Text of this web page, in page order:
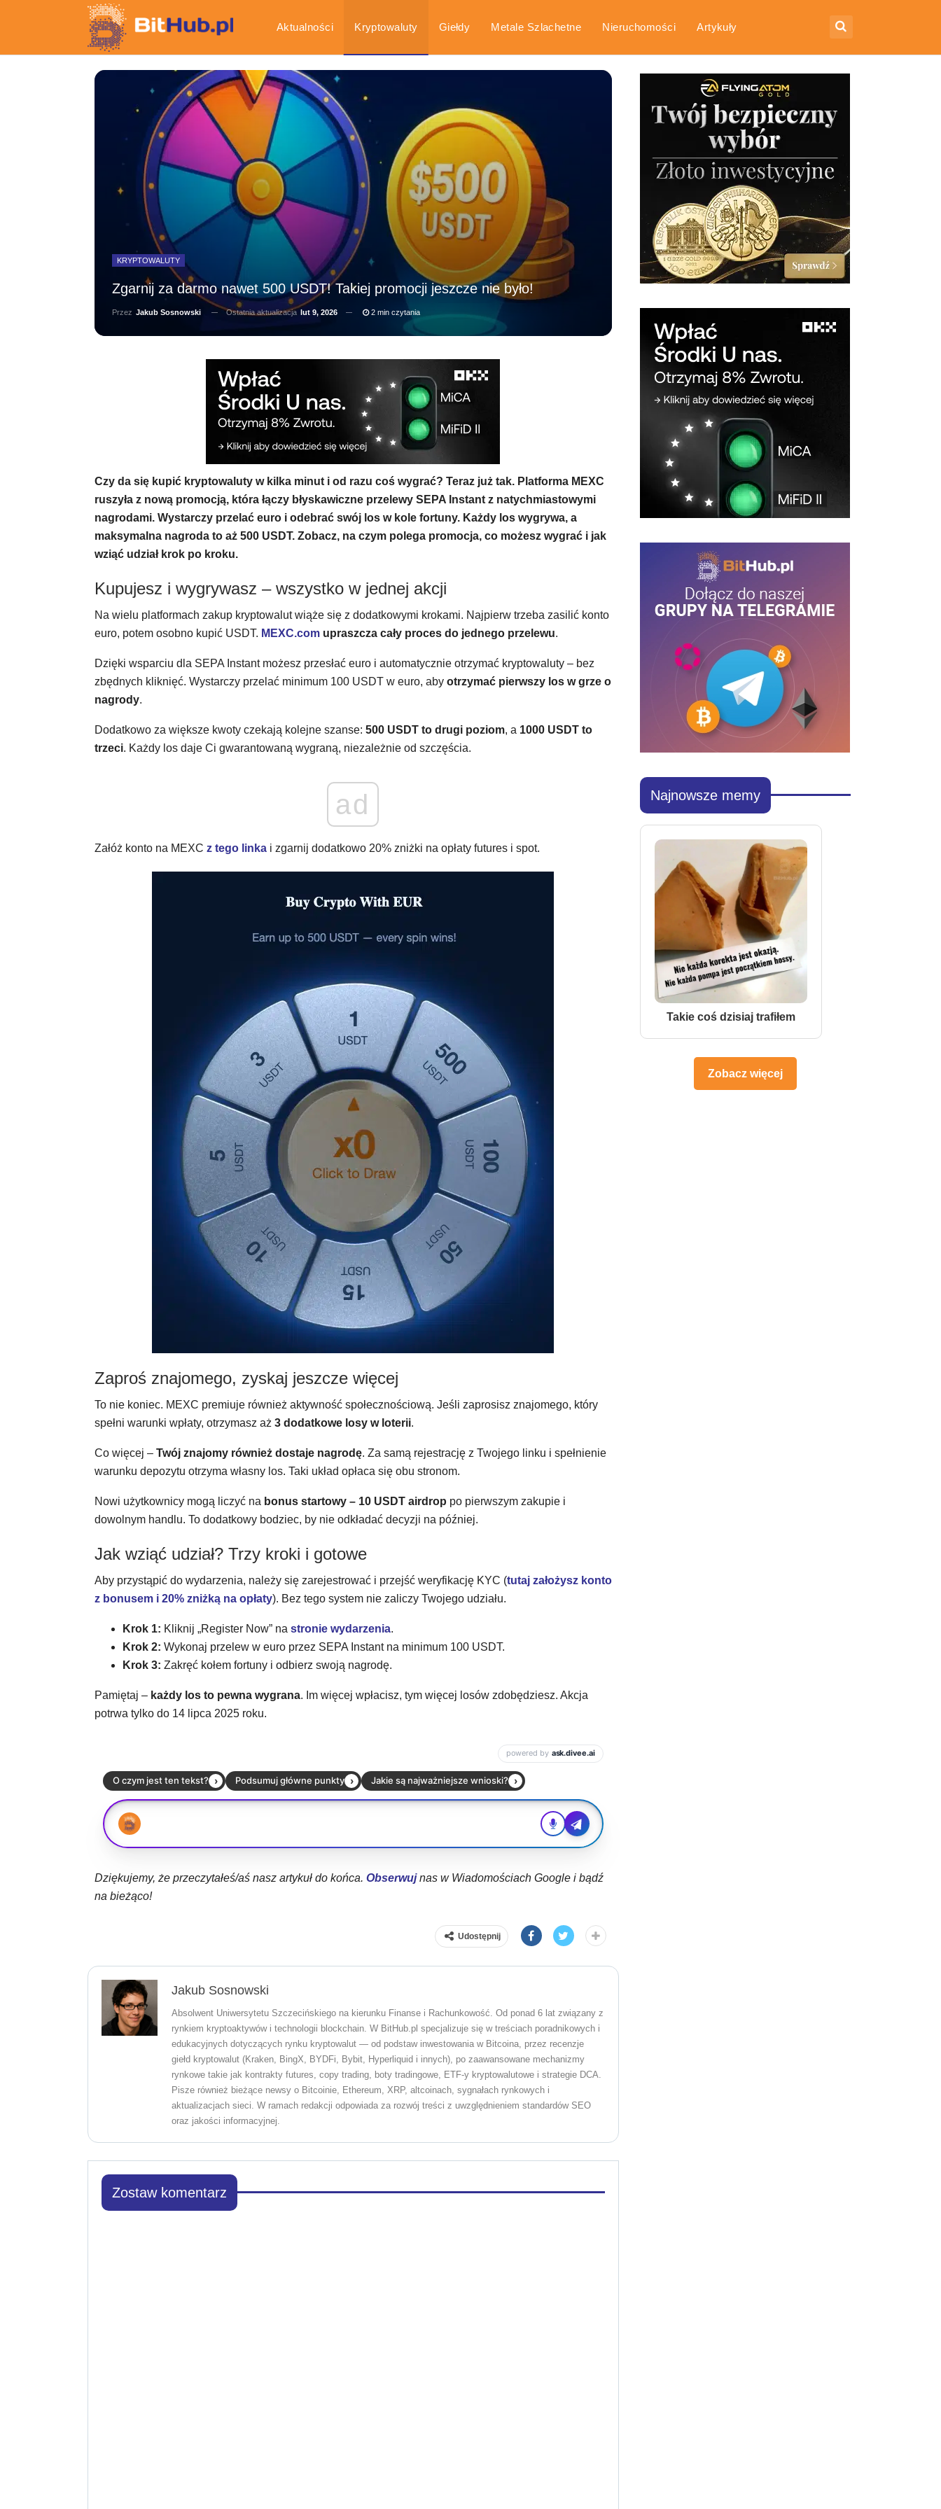
Aktualności Kryptowaluty Giełdy Metale Szlachetne Nieruchomości Artykuły
Gospodarka
KRYPTOWALUTY
Zgarnij za darmo nawet 500 USDT! Takiej promocji jeszcze nie było!
Przez Jakub Sosnowski Ostatnia aktualizacja lut 9, 2026 2 min czytania
Czy da się kupić kryptowaluty w kilka minut i od razu coś wygrać? Teraz już tak. Platforma MEXC
ruszyła z nową promocją, która łączy błyskawiczne przelewy SEPA Instant z natychmiastowymi
nagrodami. Wystarczy przelać euro i odebrać swój los w kole fortuny. Każdy los wygrywa, a
maksymalna nagroda to aż 500 USDT. Zobacz, na czym polega promocja, co możesz wygrać i jak
wziąć udział krok po kroku.
Kupujesz i wygrywasz – wszystko w jednej akcji
Na wielu platformach zakup kryptowalut wiąże się z dodatkowymi krokami. Najpierw trzeba zasilić konto
euro, potem osobno kupić USDT. MEXC.com upraszcza cały proces do jednego przelewu.
Dzięki wsparciu dla SEPA Instant możesz przesłać euro i automatycznie otrzymać kryptowaluty – bez
zbędnych kliknięć. Wystarczy przelać minimum 100 USDT w euro, aby otrzymać pierwszy los w grze o
nagrody.
Dodatkowo za większe kwoty czekają kolejne szanse: 500 USDT to drugi poziom, a 1000 USDT to
trzeci. Każdy los daje Ci gwarantowaną wygraną, niezależnie od szczęścia.
ad
Załóż konto na MEXC z tego linkai zgarnij dodatkowo 20% zniżki na opłaty futures i spot.
Zaproś znajomego, zyskaj jeszcze więcej
To nie koniec. MEXC premiuje również aktywność społecznościową. Jeśli zaprosisz znajomego, który
spełni warunki wpłaty, otrzymasz aż 3 dodatkowe losy w loterii.
Co więcej – Twój znajomy również dostaje nagrodę. Za samą rejestrację z Twojego linku i spełnienie
warunku depozytu otrzyma własny los. Taki układ opłaca się obu stronom.
Nowi użytkownicy mogą liczyć na bonus startowy – 10 USDT airdrop po pierwszym zakupie i
dowolnym handlu. To dodatkowy bodziec, by nie odkładać decyzji na później.
Jak wziąć udział? Trzy kroki i gotowe
Aby przystąpić do wydarzenia, należy się zarejestrować i przejść weryfikację KYC (tutaj założysz konto
z bonusem i 20% zniżką na opłaty). Bez tego system nie zaliczy Twojego udziału.
Krok 1: Kliknij „Register Now” na stronie wydarzenia.
Krok 2: Wykonaj przelew w euro przez SEPA Instant na minimum 100 USDT.
Krok 3: Zakręć kołem fortuny i odbierz swoją nagrodę.
Pamiętaj – każdy los to pewna wygrana. Im więcej wpłacisz, tym więcej losów zdobędziesz. Akcja
potrwa tylko do 14 lipca 2025 roku.
Dziękujemy, że przeczytałeś/aś nasz artykuł do końca. Obserwujnas w Wiadomościach Google i bądź
na bieżąco!
Udostępnij
Jakub Sosnowski
Absolwent Uniwersytetu Szczecińskiego na kierunku Finanse i Rachunkowość. Od ponad 6 lat związany z
rynkiem kryptoaktywów i technologii blockchain. W BitHub.pl specjalizuje się w treściach poradnikowych i
edukacyjnych dotyczących rynku kryptowalut — od podstaw inwestowania w Bitcoina, przez recenzje
giełd kryptowalut (Kraken, BingX, BYDFi, Bybit, Hyperliquid i innych), po zaawansowane mechanizmy
rynkowe takie jak kontrakty futures, copy trading, boty tradingowe, ETF-y kryptowalutowe i strategie DCA.
Pisze również bieżące newsy o Bitcoinie, Ethereum, XRP, altcoinach, sygnałach rynkowych i
aktualizacjach sieci. W ramach redakcji odpowiada za rozwój treści z uwzględnieniem standardów SEO
oraz jakości informacyjnej.
Zostaw komentarz
Najnowsze memy
Takie coś dzisiaj trafiłem
Zobacz więcej